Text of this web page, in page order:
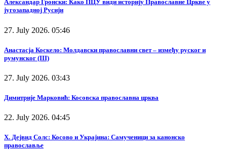
Александар Гронски: Како ПЦУ види историју Православне Цркве у
југозападној Русији
27. July 2026. 05:46
Анастасја Коскело: Молдавски православни свет – између руског и
румунског (III)
27. July 2026. 03:43
Димитрије Марковић: Косовска православна црква
22. July 2026. 04:45
Х. Дејвид Солс: Косово и Украјина: Самученици за канонско
православље